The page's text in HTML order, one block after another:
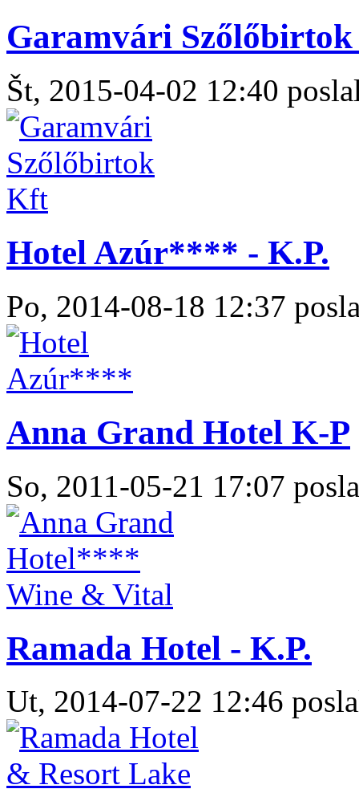
Garamvári
Št, 2015-04-02 12:40
Hotel Azúr**** - K.P.
Po, 2014-08-18 12:37
Anna Grand Hotel K-P
So, 2011-05-21 17:07
Ramada Hotel - K.P.
Ut, 2014-07-22 12:46